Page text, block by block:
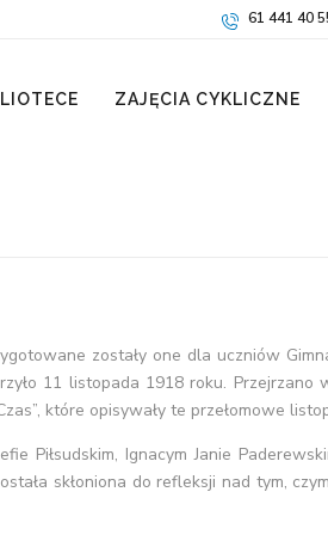
61 441 40
ZAJĘCIA CYKLICZNE
zostały one dla uczniów
11 listopada 1918 roku.
które opisywały te przełomowe
Piłsudskim, Ignacym Janie
skłoniona do refleksji nad tym,